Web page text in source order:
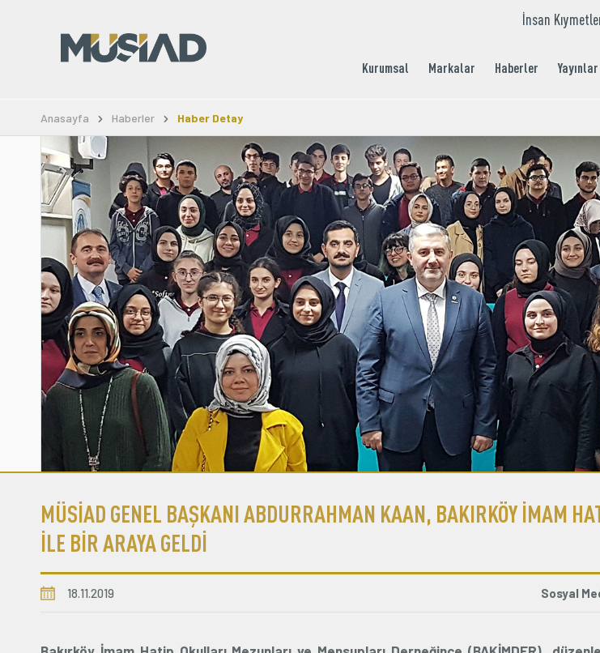
İnsan
Kurumsal Markalar Haberler Yayınlar
Anasayfa Haberler Haber Detay
MÜSİAD GENEL BAŞKANI ABDURRAHMAN KAAN, BAKIRKÖY İMAM
İLE BİR ARAYA GELDİ
18.11.2019 Sosyal